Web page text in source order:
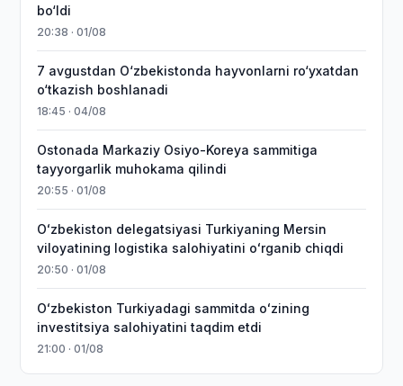
bo‘ldi
20:38 · 01/08
7 avgustdan O‘zbekistonda hayvonlarni ro‘yxatdan
o‘tkazish boshlanadi
18:45 · 04/08
Ostonada Markaziy Osiyo-Koreya sammitiga
tayyorgarlik muhokama qilindi
20:55 · 01/08
Oʻzbekiston delegatsiyasi Turkiyaning Mersin
viloyatining logistika salohiyatini oʻrganib chiqdi
20:50 · 01/08
Oʻzbekiston Turkiyadagi sammitda oʻzining
investitsiya salohiyatini taqdim etdi
21:00 · 01/08